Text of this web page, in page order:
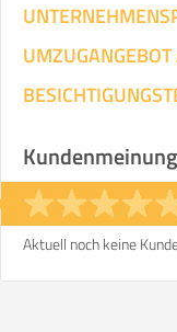
Aktuell noch keine